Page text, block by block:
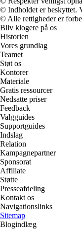
© Indholdet er beskyttet.
© Alle rettigheder er
Bliv klogere på os
Historien
Vores grundlag
Teamet
Støt os
Kontorer
Materiale
Gratis ressourcer
Nedsatte priser
Feedback
Valgguides
Supportguides
Indslag
Relation
Kampagnepartner
Sponsorat
Affiliate
Støtte
Presseafdeling
Kontakt os
Navigationslinks
Sitemap
Blogindlæg